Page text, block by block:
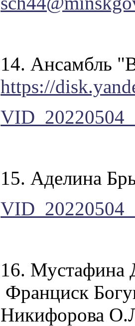
14. Ансамбль
https://
15. Аделина
16. Мустафина
Франциск
Никифорова